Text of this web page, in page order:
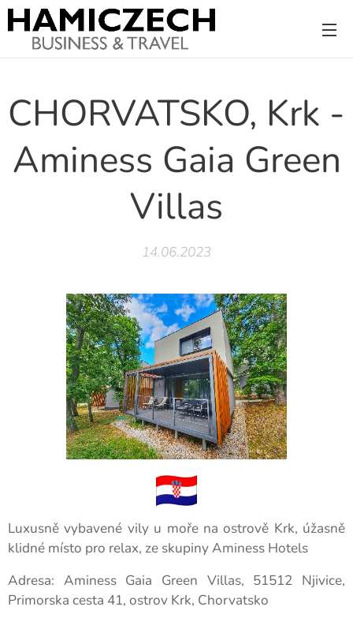
CHORVATSKO, Krk -
Aminess Gaia Green
Villas
14.06.2023
Luxusně vybavené vily u moře na ostrově Krk, úžasně
klidné místo pro relax, ze skupiny Aminess Hotels
Adresa: Aminess Gaia Green Villas, 51512 Njivice,
Primorska cesta 41, ostrov Krk, Chorvatsko